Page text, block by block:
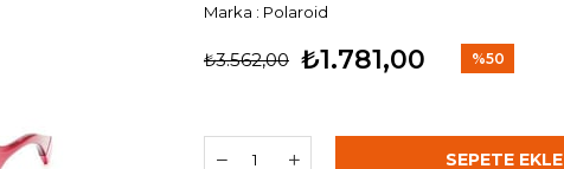
Marka : Polaroid
₺3.562,00 ₺1.781,00 %50